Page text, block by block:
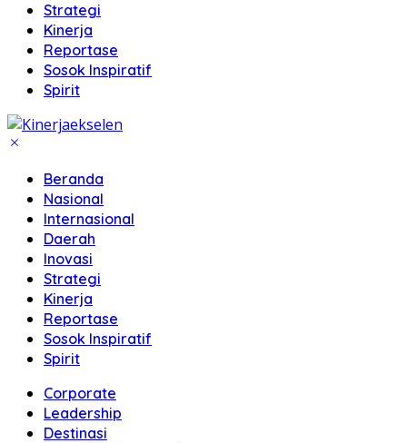
Strategi
Kinerja
Reportase
Sosok Inspiratif
Spirit
Beranda
Nasional
Internasional
Daerah
Inovasi
Strategi
Kinerja
Reportase
Sosok Inspiratif
Spirit
Corporate
Leadership
Destinasi